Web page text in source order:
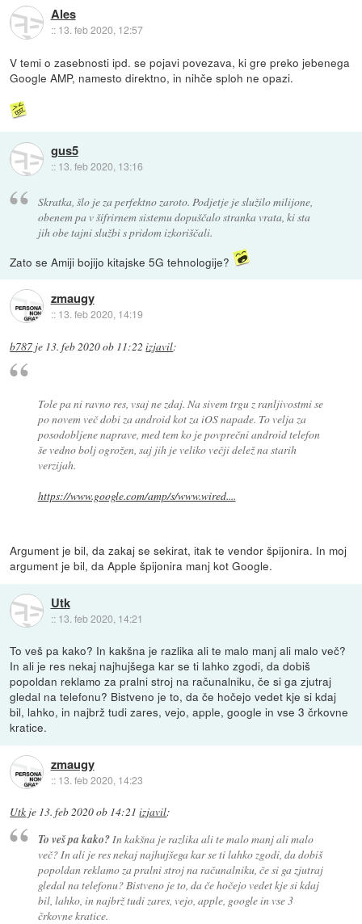
Ales
:: 13. feb 2020, 12:57
V temi o zasebnosti ipd. se pojavi povezava, ki gre preko jebenega
Google AMP, namesto direktno, in nihče sploh ne opazi.
gus5
:: 13. feb 2020, 13:16
Skratka, šlo je za perfektno zaroto. Podjetje je služilo milijone,
obenem pa v šifrirnem sistemu dopuščalo stranka vrata, ki sta
jih obe tajni službi s pridom izkoriščali.
Zato se Amiji bojijo kitajske 5G tehnologije?
zmaugy
:: 13. feb 2020, 14:19
b787 je 13. feb 2020 ob 11:22 izjavil:
Tole pa ni ravno res, vsaj ne zdaj. Na sivem trgu z ranljivostmi se
po novem več dobi za android kot za iOS napade. To velja za
posodobljene naprave, med tem ko je povprečni android telefon
še vedno bolj ogrožen, saj jih je veliko večji delež na starih
verzijah.
https://www.google.com/amp/s/www.wired....
Argument je bil, da zakaj se sekirat, itak te vendor špijonira. In moj
argument je bil, da Apple špijonira manj kot Google.
Utk
:: 13. feb 2020, 14:21
To veš pa kako? In kakšna je razlika ali te malo manj ali malo več?
In ali je res nekaj najhujšega kar se ti lahko zgodi, da dobiš
popoldan reklamo za pralni stroj na računalniku, če si ga zjutraj
gledal na telefonu? Bistveno je to, da če hočejo vedet kje si kdaj
bil, lahko, in najbrž tudi zares, vejo, apple, google in vse 3 črkovne
kratice.
zmaugy
:: 13. feb 2020, 14:23
Utk je 13. feb 2020 ob 14:21 izjavil:
To veš pa kako?In kakšna je razlika ali te malo manj ali malo
več? In ali je res nekaj najhujšega kar se ti lahko zgodi, da dobiš
popoldan reklamo za pralni stroj na računalniku, če si ga zjutraj
gledal na telefonu? Bistveno je to, da če hočejo vedet kje si kdaj
bil, lahko, in najbrž tudi zares, vejo, apple, google in vse 3
črkovne kratice.